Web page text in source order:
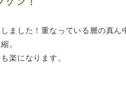
ました！重なっている層の真ん
。
楽になります。